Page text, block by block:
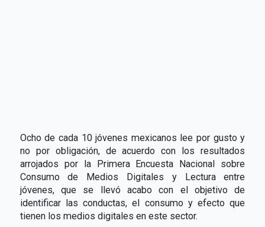
Ocho de cada 10 jóvenes mexicanos lee por gusto y
no por obligación, de acuerdo con los resultados
arrojados por la Primera Encuesta Nacional sobre
Consumo de Medios Digitales y Lectura entre
jóvenes, que se llevó acabo con el objetivo de
identificar las conductas, el consumo y efecto que
tienen los medios digitales en este sector.